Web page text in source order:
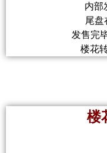
内部
尾盘
发售完
楼花
楼